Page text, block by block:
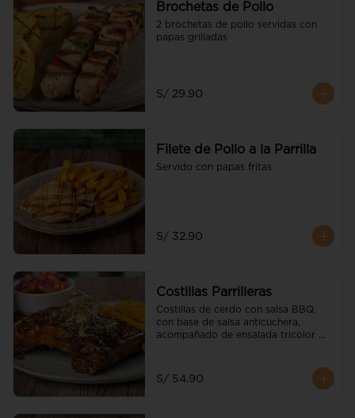
Brochetas de Pollo
2 brochetas de pollo servidas con
papas grilladas
S/ 29.90
Filete de Pollo a la Parrilla
Servido con papas fritas
S/ 32.90
Costillas Parrilleras
Costillas de cerdo con salsa BBQ,
con base de salsa anticuchera,
acompañado de ensalada tricolor
S/ 54.90